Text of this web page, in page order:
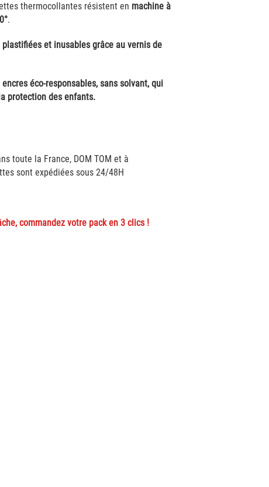
thermocollantes résistent en machine à
.
plastifiées et inusables grâce au vernis de
encres éco-responsables, sans solvant, qui
protection des enfants.
toute la France, DOM TOM et à
sont expédiées sous 24/48H
commandez votre pack en 3 clics !